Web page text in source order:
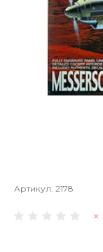
Артикул: 2178